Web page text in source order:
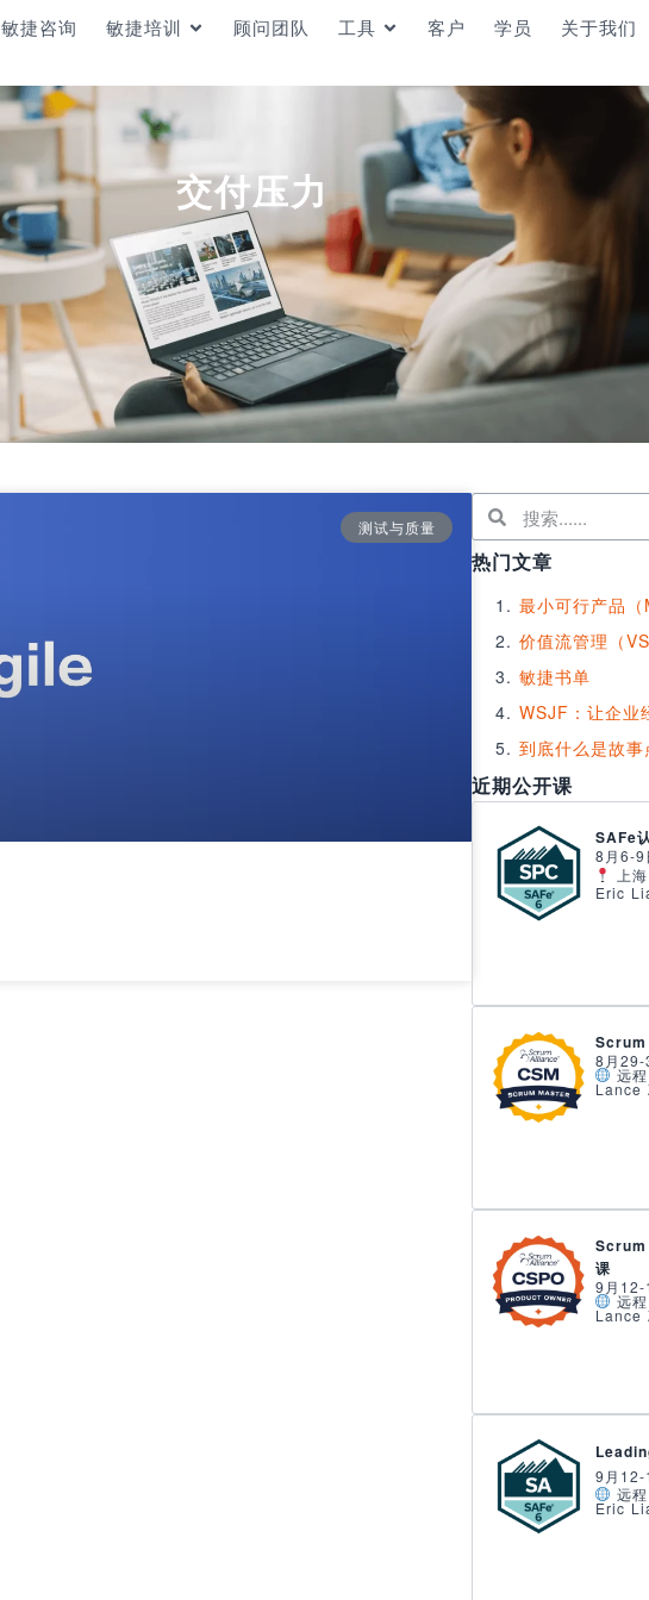
敏捷咨询 敏捷培训 顾问团队 工具 客户 学员 关于我们
交付压力
测试与质量
热门文章
最小可行产品（
价值流管理（
敏捷书单
WSJF：让企业
到底什么是故
近期公开课
SAFe
8月6-9
上海
Eric
Scrum
8月29-
远程
Lance
Scrum
课
9月12-
远程
Lance
9月12-
远程
Eric